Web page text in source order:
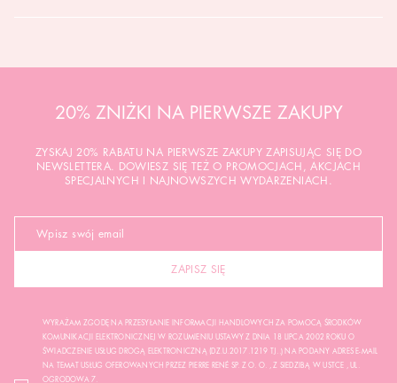
20% ZNIŻKI NA PIERWSZE ZAKUPY
ZYSKAJ 20% RABATU NA PIERWSZE ZAKUPY ZAPISUJĄC SIĘ DO
NEWSLETTERA. DOWIESZ SIĘ TEŻ O PROMOCJACH, AKCJACH
SPECJALNYCH I NAJNOWSZYCH WYDARZENIACH.
ZAPISZ SIĘ
WYRAŻAM ZGODĘ NA PRZESYŁANIE INFORMACJI HANDLOWYCH ZA POMOCĄ ŚRODKÓW
KOMUNIKACJI ELEKTRONICZNEJ W ROZUMIENIU USTAWY Z DNIA 18 LIPCA 2002 ROKU O
ŚWIADCZENIE USŁUG DROGĄ ELEKTRONICZNĄ (DZ.U.2017.1219 TJ..) NA PODANY ADRES E-MAIL
NA TEMAT USŁUG OFEROWANYCH PRZEZ PIERRE RENÉ SP. Z O. O. , Z SIEDZIBĄ W USTCE , UL.
OGRODOWA 7.